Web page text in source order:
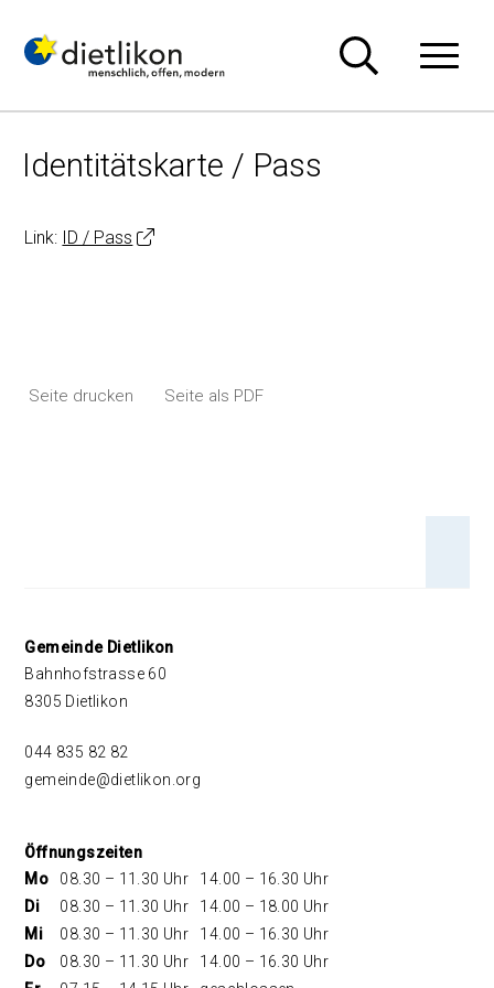
Identitätskarte / Pass
Link: ID / Pass
Seite drucken Seite als PDF
Footer
Gemeinde Dietlikon
Bahnhofstrasse 60
8305 Dietlikon
044 835 82 82
gemeinde@dietlikon.org
Öffnungszeiten
Mo
08.30 – 11.30 Uhr
14.00 – 16.30 Uhr
Di
08.30 – 11.30 Uhr
14.00 – 18.00 Uhr
Mi
08.30 – 11.30 Uhr
14.00 – 16.30 Uhr
Do
08.30 – 11.30 Uhr
14.00 – 16.30 Uhr